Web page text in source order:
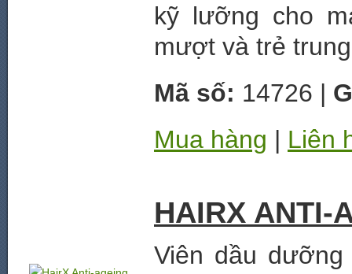
kỹ lưỡng cho
mượt và trẻ
Mã số: 14726 |
Mua hàng | Liên
HAIRX ANTI-
Viên dầu